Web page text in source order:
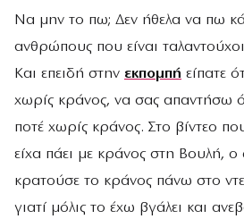
Να μην το πω; Δεν ήθελα να πω
ανθρώπους που είναι
Και επειδή στην εκπομπή είπατε
χωρίς κράνος, να σας απαντήσω
ποτέ χωρίς κράνος. Στο βίντεο
είχα πάει με κράνος στη Βουλή,
κρατούσε το κράνος πάνω στο
γιατί μόλις το έχω βγάλει και